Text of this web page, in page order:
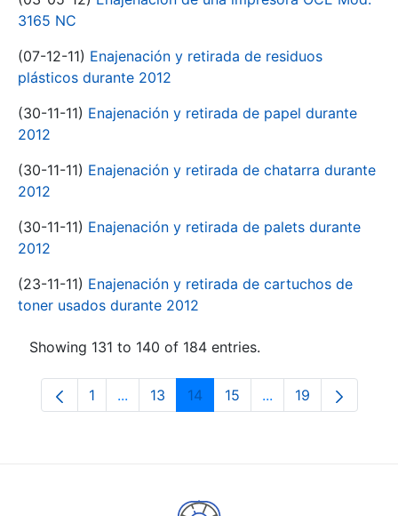
3165 NC
(07-12-11) Enajenación y retirada de residuos
plásticos durante 2012
(30-11-11) Enajenación y retirada de papel durante
2012
(30-11-11) Enajenación y retirada de chatarra durante
2012
(30-11-11) Enajenación y retirada de palets durante
2012
(23-11-11) Enajenación y retirada de cartuchos de
toner usados durante 2012
Showing 131 to 140 of 184 entries.
Page
1 ...Intermediate Pages Use TAB to navigate.
Page
13 Page
14 Page
15 ...Intermediate
Page
19